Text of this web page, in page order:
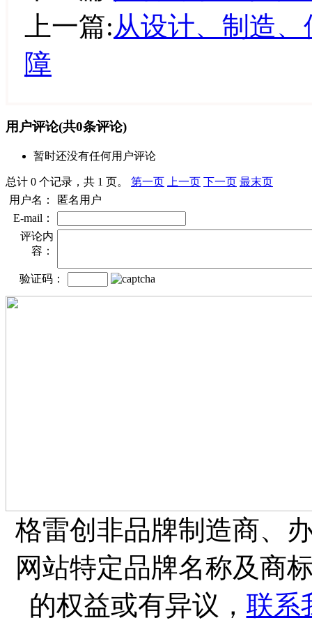
上一篇:从设计、制造
障
用户评论(共0条评论)
暂时还没有任何用户评论
总计 0 个记录，共 1 页。 第一页 上一页 下一页 最末页
用户名：
匿名用户
E-mail：
评论内
容：
验证码：
格雷创非品牌制造商、
网站特定品牌名称及商
的权益或有异议， 联系